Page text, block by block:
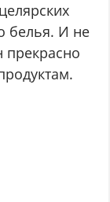
белья. И не
прекрасно